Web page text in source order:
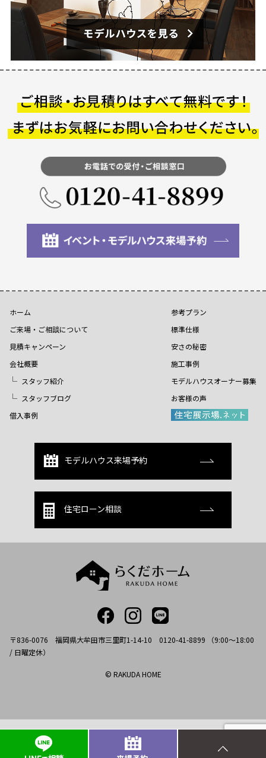
ホーム
ご来場・ご相談について
見積キャンペーン
会社概要
スタッフ紹介
スタッフブログ
借入事例
参考プラン
標準仕様
安さの秘密
施工事例
モデルハウスオーナー募集
お客様の声
モデルハウス来場予約
住宅ローン相談
〒836-0076 福岡県大牟田市三里町1-14-10 0120-41-8899 （9:00～18:00
/ 日曜定休）
© RAKUDA HOME